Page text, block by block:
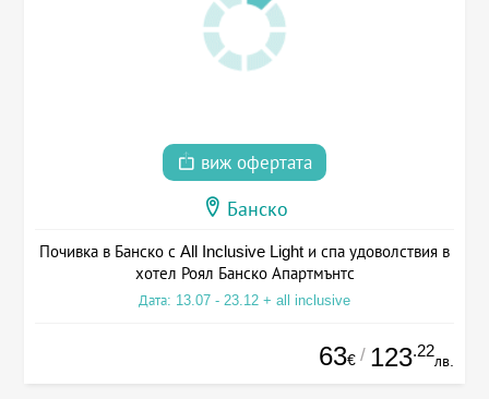
виж офертата
Банско
Почивка в Банско с All Inclusive Light и спа удоволствия в
хотел Роял Банско Апартмънтс
Дата: 13.07 - 23.12 + all inclusive
63€ / 123.22
лв.